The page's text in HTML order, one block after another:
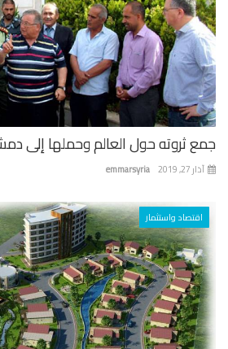
ثروته حول العالم وحملها إلى دمشق
emmarsyria 27, 2019
اقتصاد واستثمار